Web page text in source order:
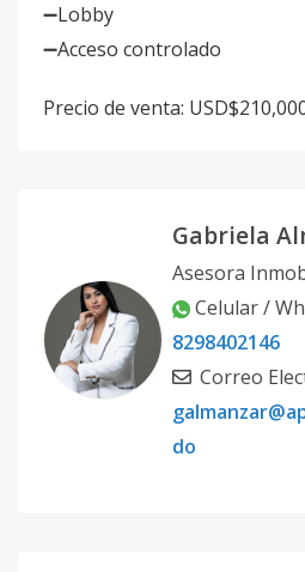
➖Lobby
➖Acceso controlado
Precio de venta:
Gabriela
Asesora
Celular /
8298402146
Correo
do